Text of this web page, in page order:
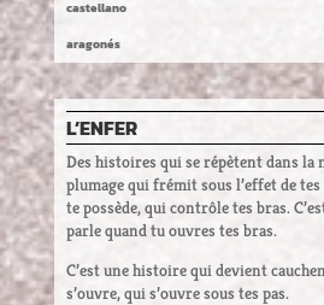
castellano
aragonés
L’ENFER
Des histoires qui se répètent dans la
plumage qui frémit sous l’effet de
te possède, qui contrôle tes bras.
parle quand tu ouvres tes bras.
C’est une histoire qui devient
s’ouvre, qui s’ouvre sous tes pas.